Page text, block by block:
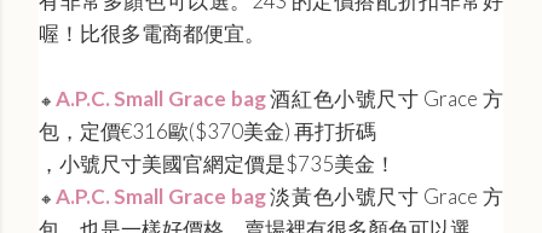
喔！比很多電商都便宜。
🔸 A.P.C. Small Grace bag酒紅色小號尺寸 Grace 方
包，定價€316歐($370美金) 再打折碼
，小號尺寸美國官網定價是$735美金！
🔸 A.P.C. Small Grace bag淡黃色小號尺寸 Grace 方